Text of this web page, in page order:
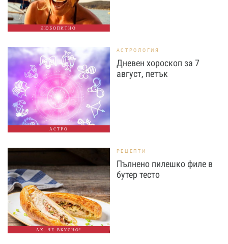
ЛЮБОПИТНО
АСТРО
АСТРОЛОГИЯ
Дневен хороскоп за 7
август, петък
АХ, ЧЕ ВКУСНО!
РЕЦЕПТИ
Пълнено пилешко филе в
бутер тесто